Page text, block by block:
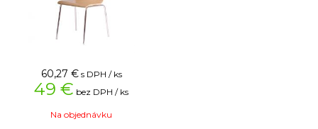
60,27 € s DPH / ks
49 € bez DPH / ks
Na objednávku